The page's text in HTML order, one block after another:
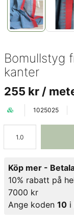
Bomullstyg
kanter
255 kr /
1025025
Köp mer -
10% rabatt på
7000 kr
Ange koden 10 i